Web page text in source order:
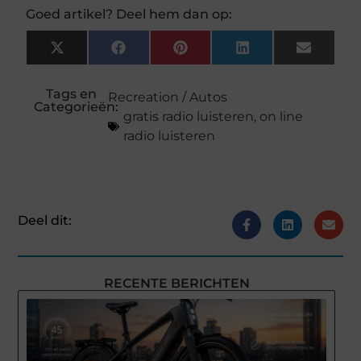
Goed artikel? Deel hem dan op:
X
(Twitter)
FacebookPinterestLinkedInEmail
Tags en
Categorieën:
Recreation / Autos
gratis radio luisteren, on line
radio luisteren
Deel dit:
RECENTE BERICHTEN